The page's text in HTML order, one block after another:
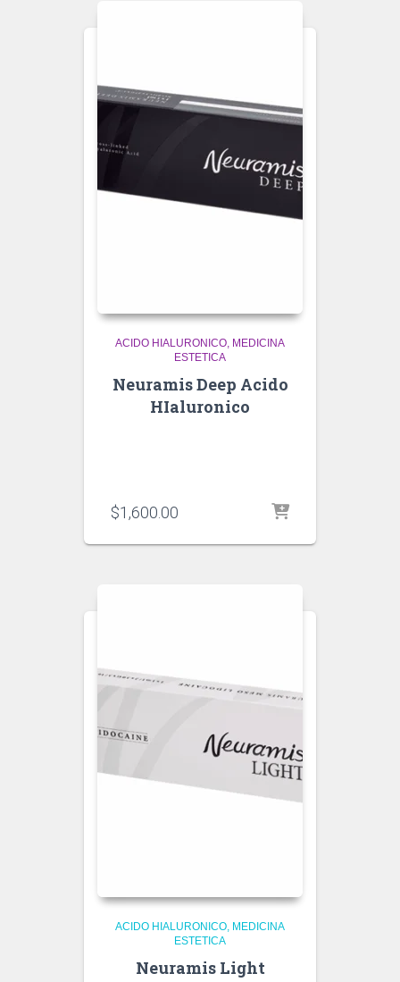
ACIDO HIALURONICO MEDICINA
ESTETICA
Neuramis Deep Acido
HIaluronico
$1,600.00
ACIDO HIALURONICO MEDICINA
ESTETICA
Neuramis Light